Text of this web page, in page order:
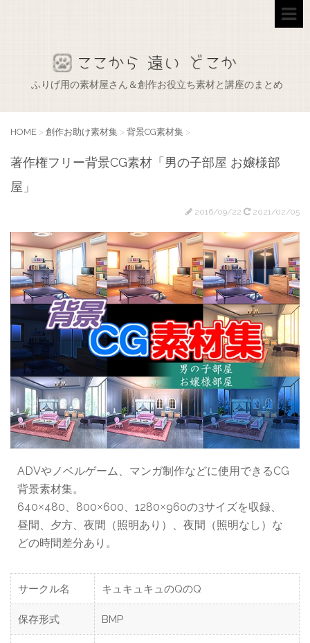
ふりげ用の素材屋さん＆創作お役立ち素材と講座のまとめ
HOME > 創作お助け素材集 > 背景CG素材集 >
著作権フリー背景CG素材「男の子部屋 お嬢様部
屋」
2016/09/22 2021/02/05
ADVやノベルゲーム、マンガ制作などに使用できるCG
背景素材集。
640×480、800×600、1280×960の3サイズを収録、
昼間、夕方、夜間（照明あり）、夜間（照明なし）な
どの時間差分あり。
サークル名 キュキュキュのQのQ
保存形式 BMP